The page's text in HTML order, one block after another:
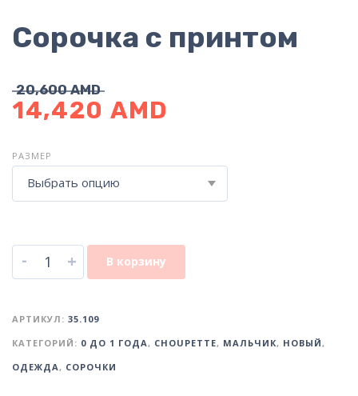
Сорочка с принтом
20,600AMD
14,420 AMD
РАЗМЕР
Выбрать опцию
- + В корзину
АРТИКУЛ: 35.109
КАТЕГОРИЙ: 0 ДО 1 ГОДА, CHOUPETTE, МАЛЬЧИК, НОВЫЙ,
ОДЕЖДА, СОРОЧКИ